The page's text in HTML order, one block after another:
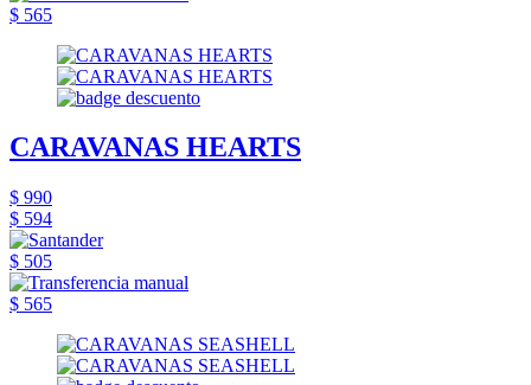
$ 565
CARAVANAS HEARTS
$ 990
$ 594
$ 505
$ 565